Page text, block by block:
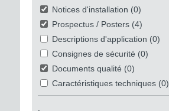
Notices d'installation (0)
Prospectus / Posters (4)
Descriptions d'application (0)
Consignes de sécurité (0)
Documents qualité (0)
Caractéristiques techniques (0)